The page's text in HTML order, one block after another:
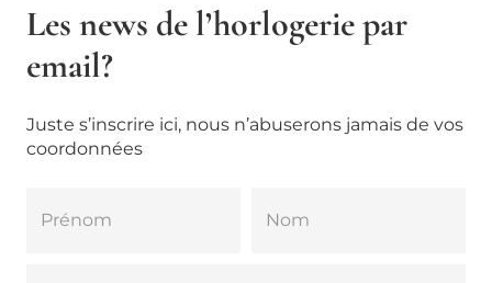
Les news de l’horlogerie par
email?
Juste s’inscrire ici, nous n’abuserons jamais de vos
coordonnées